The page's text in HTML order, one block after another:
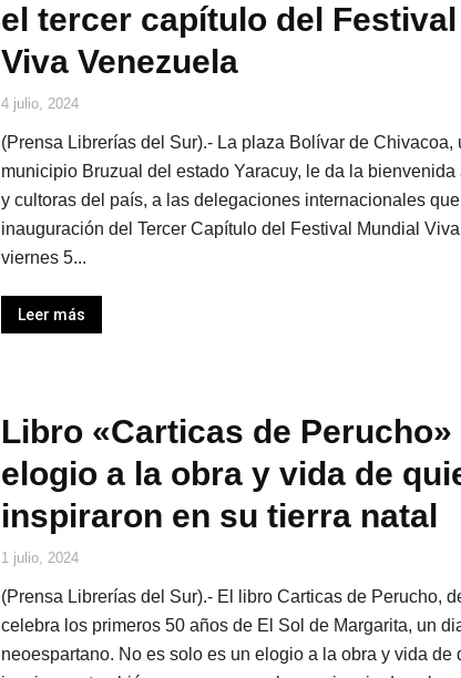
el tercer capítulo del
Viva Venezuela
4 julio, 2024
(Prensa Librerías del Sur).- La plaza Bolívar de Chivacoa,
municipio Bruzual del estado Yaracuy, le da la bienvenida
y cultoras del país, a las delegaciones internacionales
inauguración del Tercer Capítulo del Festival Mundial
viernes 5...
Leer más
Libro «Carticas de Perucho»
elogio a la obra y vida de
inspiraron en su tierra natal
1 julio, 2024
(Prensa Librerías del Sur).- El libro Carticas de Perucho,
celebra los primeros 50 años de El Sol de Margarita, un
neoespartano. No es solo es un elogio a la obra y vida de